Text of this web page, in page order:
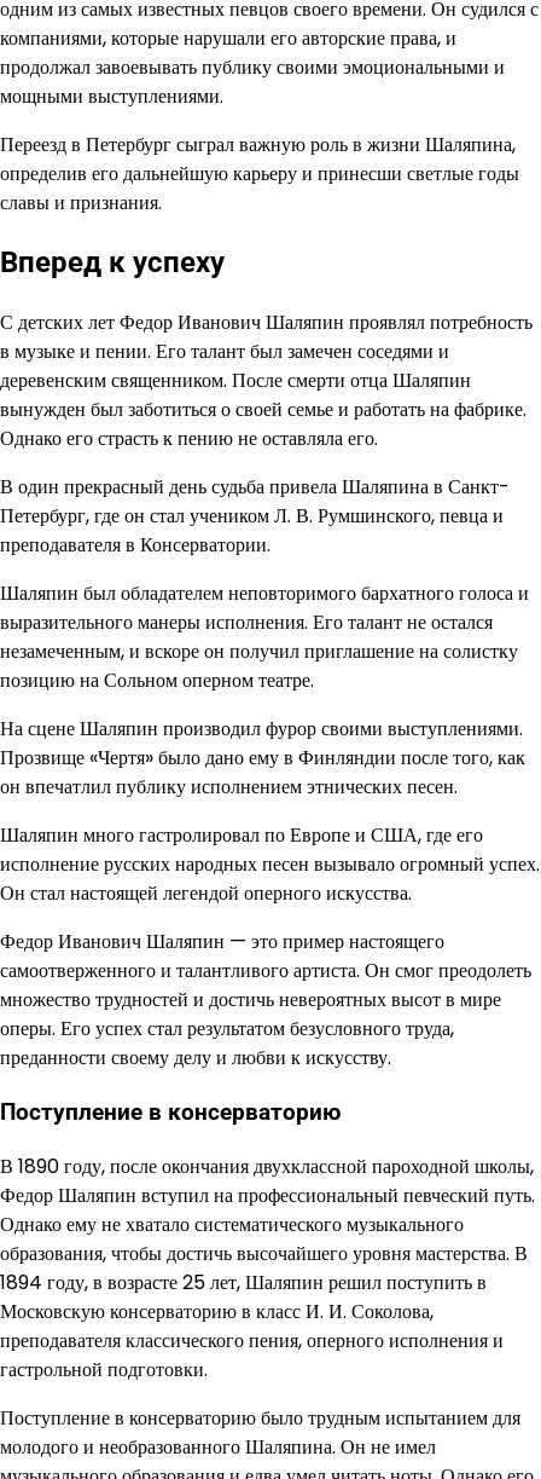
одним из самых известных певцов своего времени. Он судился с
компаниями, которые нарушали его авторские права, и
продолжал завоевывать публику своими эмоциональными и
мощными выступлениями.
Переезд в Петербург сыграл важную роль в жизни Шаляпина,
определив его дальнейшую карьеру и принесши светлые годы
славы и признания.
Вперед к успеху
С детских лет Федор Иванович Шаляпин проявлял потребность
в музыке и пении. Его талант был замечен соседями и
деревенским священником. После смерти отца Шаляпин
вынужден был заботиться о своей семье и работать на фабрике.
Однако его страсть к пению не оставляла его.
В один прекрасный день судьба привела Шаляпина в Санкт-
Петербург, где он стал учеником Л. В. Румшинского, певца и
преподавателя в Консерватории.
Шаляпин был обладателем неповторимого бархатного голоса и
выразительного манеры исполнения. Его талант не остался
незамеченным, и вскоре он получил приглашение на солистку
позицию на Сольном оперном театре.
На сцене Шаляпин производил фурор своими выступлениями.
Прозвище «Чертя» было дано ему в Финляндии после того, как
он впечатлил публику исполнением этнических песен.
Шаляпин много гастролировал по Европе и США, где его
исполнение русских народных песен вызывало огромный успех.
Он стал настоящей легендой оперного искусства.
Федор Иванович Шаляпин — это пример настоящего
самоотверженного и талантливого артиста. Он смог преодолеть
множество трудностей и достичь невероятных высот в мире
оперы. Его успех стал результатом безусловного труда,
преданности своему делу и любви к искусству.
Поступление в консерваторию
В 1890 году, после окончания двухклассной пароходной школы,
Федор Шаляпин вступил на профессиональный певческий путь.
Однако ему не хватало систематического музыкального
образования, чтобы достичь высочайшего уровня мастерства. В
1894 году, в возрасте 25 лет, Шаляпин решил поступить в
Московскую консерваторию в класс И. И. Соколова,
преподавателя классического пения, оперного исполнения и
гастрольной подготовки.
Поступление в консерваторию было трудным испытанием для
молодого и необразованного Шаляпина. Он не имел